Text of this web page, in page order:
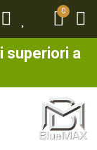
0
superiori a
0